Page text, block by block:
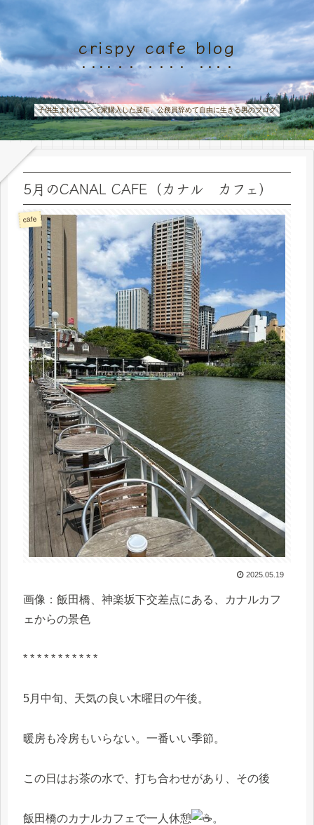
crispy cafe blog
子供生まれローンで家購入した翌年、公務員辞めて自由に生きる男のブログ
5月のCANAL CAFE（カナル カフェ）
cafe
2025.05.19
画像：飯田橋、神楽坂下交差点にある、カナルカフ
ェからの景色
* * * * * * * * * * *
5月中旬、天気の良い木曜日の午後。
暖房も冷房もいらない。一番いい季節。
この日はお茶の水で、打ち合わせがあり、その後
飯田橋のカナルカフェで一人休憩 。